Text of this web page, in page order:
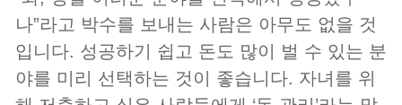
나”라고 박수를 보내는 사람은 아무도 없을 것
입니다. 성공하기 쉽고 돈도 많이 벌 수 있는 분
야를 미리 선택하는 것이 좋습니다. 자녀를 위